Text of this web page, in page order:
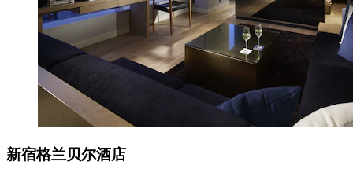
新宿格兰贝尔酒店